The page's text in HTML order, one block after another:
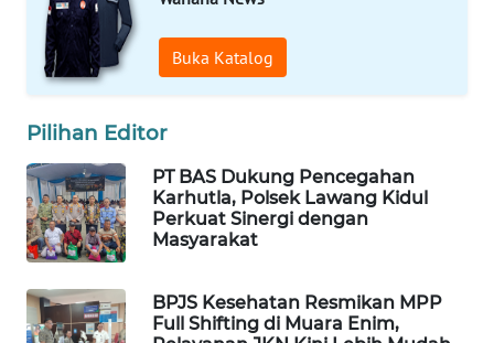
Buka Katalog
Pilihan Editor
PT BAS Dukung Pencegahan
Karhutla, Polsek Lawang Kidul
Perkuat Sinergi dengan
Masyarakat
BPJS Kesehatan Resmikan MPP
Full Shifting di Muara Enim,
WAHANA
DESA
WISATA
WAHANA
Wahana
Network
KONSUMEN
LISTRIK